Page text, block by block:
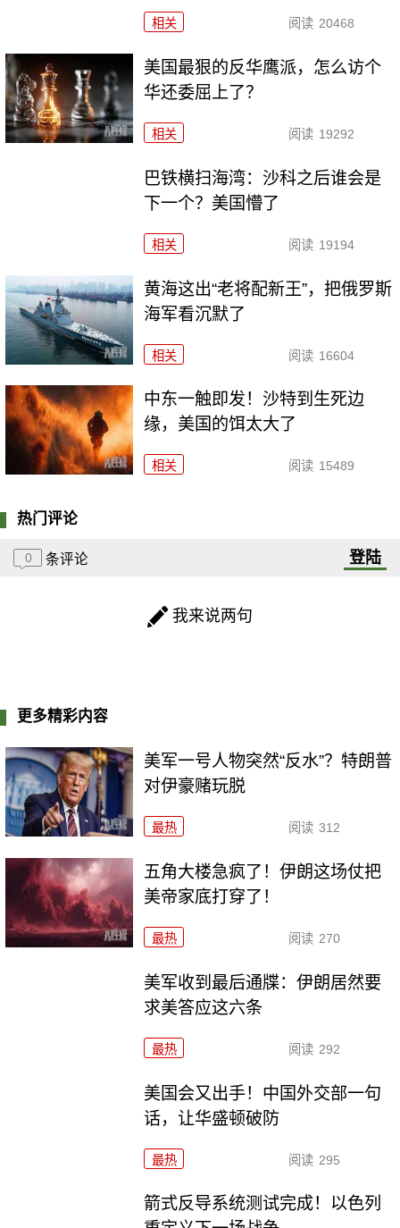
相关 阅读 20468
美国最狠的反华鹰派，怎么访个
华还委屈上了？
相关 阅读 19292
巴铁横扫海湾：沙科之后谁会是
下一个？美国懵了
相关 阅读 19194
黄海这出“老将配新王”，把俄罗斯
海军看沉默了
相关 阅读 16604
中东一触即发！沙特到生死边
缘，美国的饵太大了
相关 阅读 15489
热门评论
0 条评论 登陆
我来说两句
更多精彩内容
美军一号人物突然“反水”？特朗普
对伊豪赌玩脱
最热 阅读 312
五角大楼急疯了！伊朗这场仗把
美帝家底打穿了！
最热 阅读 270
美军收到最后通牒：伊朗居然要
求美答应这六条
最热 阅读 292
美国会又出手！中国外交部一句
话，让华盛顿破防
最热 阅读 295
箭式反导系统测试完成！以色列